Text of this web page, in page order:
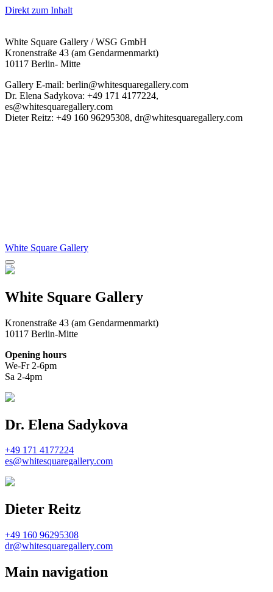
Direkt zum Inhalt
White Square Gallery / WSG GmbH
Kronenstraße 43 (am Gendarmenmarkt)
10117 Berlin- Mitte
Gallery E-mail: berlin@whitesquaregallery.com
Dr. Elena Sadykova: +49 171 4177224,
es@whitesquaregallery.com
Dieter Reitz: +49 160 96295308, dr@whitesquaregallery.com
White Square Gallery
White Square Gallery
Kronenstraße 43 (am Gendarmenmarkt)
10117 Berlin-Mitte
Opening hours
We-Fr 2-6pm
Sa 2-4pm
Dr. Elena Sadykova
+49 171 4177224
es@whitesquaregallery.com
Dieter Reitz
+49 160 96295308
dr@whitesquaregallery.com
Main navigation